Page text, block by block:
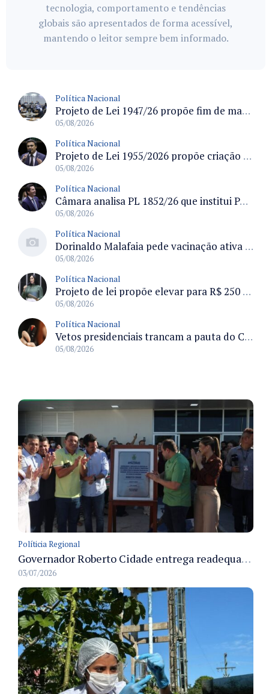
tecnologia, comportamento e tendências
globais são apresentados de forma acessível,
mantendo o leitor sempre bem informado.
Política Nacional
Projeto de Lei 1947/26 propõe fim de margens para cartão de crédito e consignado do INSS
05/08/2026
Política Nacional
Projeto de Lei 1955/2026 propõe criação de geração livre de fumo ao restringir venda de vapes a nascidos desde 1º de janeiro de 2009
05/08/2026
Política Nacional
Câmara analisa PL 1852/26 que institui Política Nacional de Gestão de Desempenho e Eficiência para servidores públicos
05/08/2026
Política Nacional
Dorinaldo Malafaia pede vacinação ativa ao Ministério da Saúde para reverter queda na cobertura vacinal no Brasil
05/08/2026
Política Nacional
Projeto de lei propõe elevar para R$ 250 mil limite de isenção do IPI para pessoas com deficiência e autismo
05/08/2026
Política Nacional
Vetos presidenciais trancam a pauta do Congresso com 87 itens pendentes e incluem trechos do Orçamento de 2026
05/08/2026
Políticia Regional
Governador Roberto Cidade entrega readequação do ambulatório da FCecon e amplia capacidade de atendimento oncológico em Manaus
03/07/2026